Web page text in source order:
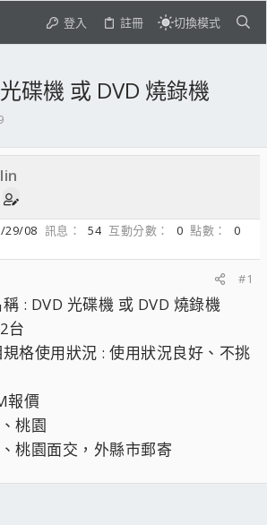
登入 註冊 切換模式
碟機 或 DVD 燒錄機
29/08 訊息 54 互動分數 0 點數
0
#1
: DVD 光碟機 或 DVD 燒錄機
台
格使用狀況 : 使用狀況良好、不挑
報價
桃園
桃園面交，外縣市郵寄